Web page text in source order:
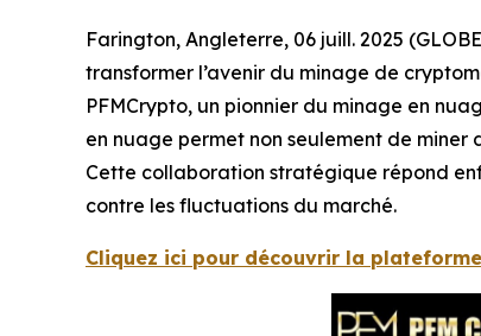
Farington, Angleterre, 06 juill. 2025
transformer l’avenir du minage de
PFMCrypto, un pionnier du minage en
en nuage permet non seulement de miner
Cette collaboration stratégique répond
contre les fluctuations du marché.
Cliquez ici pour découvrir la